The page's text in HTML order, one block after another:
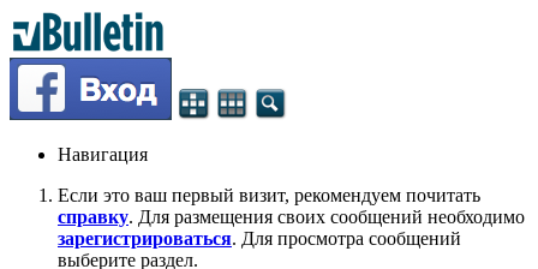
Навигация
Если это ваш первый визит, рекомендуем почитать
справку. Для размещения своих сообщений необходимо
зарегистрироваться. Для просмотра сообщений
выберите раздел.